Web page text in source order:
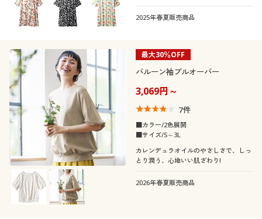
2025年春夏販売商品
最大30％OFF
バルーン袖プルオーバー
3,069円～
7件
■カラー/2色展開
■サイズ/S～3L
カレンデュラオイルのやさしさで、しっ
とり潤う、心地いい肌ざわり!
2026年春夏販売商品